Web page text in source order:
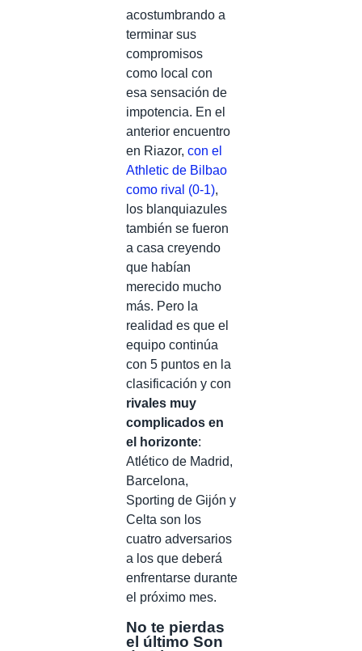
acostumbrando a
terminar sus
compromisos
como local con
esa sensación de
impotencia. En el
anterior encuentro
en Riazor, con el
Athletic de Bilbao
como rival (0-1),
los blanquiazules
también se fueron
a casa creyendo
que habían
merecido mucho
más. Pero la
realidad es que el
equipo continúa
con 5 puntos en la
clasificación y con
rivales muy
complicados en
el horizonte:
Atlético de Madrid,
Barcelona,
Sporting de Gijón y
Celta son los
cuatro adversarios
a los que deberá
enfrentarse durante
el próximo mes.
No te pierdas
el último Son